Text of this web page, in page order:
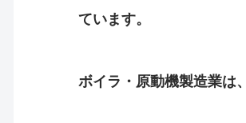
ています。
ボイラ・原動機製造業は